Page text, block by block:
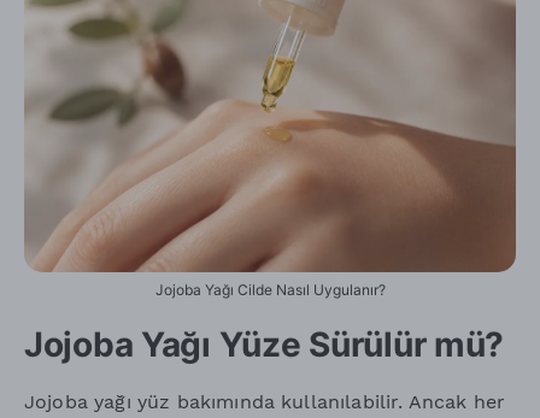
Jojoba Yağı Cilde Nasıl Uygulanır?
Jojoba Yağı Yüze Sürülür mü?
Jojoba yağı yüz bakımında kullanılabilir. Ancak her